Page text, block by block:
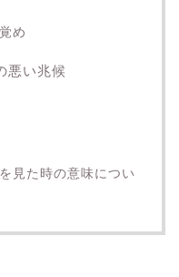
め
悪い兆候
見た時の意味につい